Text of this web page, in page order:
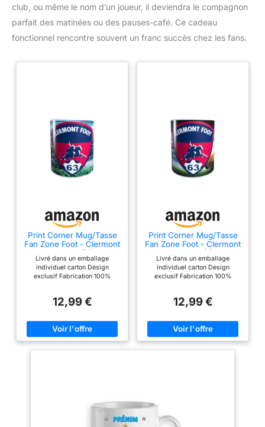
club, ou même le nom d’un joueur, il deviendra le compagnon
parfait des matinées ou des pauses-café. Ce cadeau
fonctionnel rencontre souvent un franc succès chez les fans.
Print Corner Mug/Tasse
Fan Zone Foot - Clermont
Foot 63 (2)
Livré dans un emballage
individuel carton Design
exclusif Fabrication 100%
Micro-ondes Supportez votre
12,99 €
Print Corner Mug/Tasse
Fan Zone Foot - Clermont
Foot 63 (1)
Livré dans un emballage
individuel carton Design
exclusif Fabrication 100%
Micro-ondes Supportez votre
12,99 €